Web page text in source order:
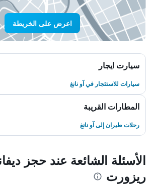
اعرض على الخريطة
سيارت ايجار
سيارات للاستئجار في آو نانغ
المطارات القريبة
رحلات طيران إلى آو نانغ
الأسئلة الشائعة عند حجز
ريزورت